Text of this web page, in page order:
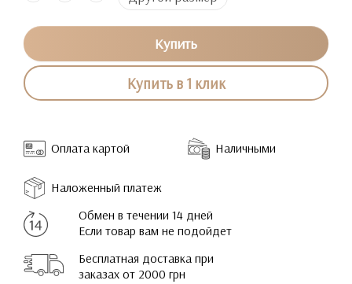
Купить
Купить в 1 клик
Оплата картой Наличными
Наложенный платеж
Обмен в течении 14 дней
Если товар вам не подойдет
Бесплатная доставка при
заказах от 2000 грн